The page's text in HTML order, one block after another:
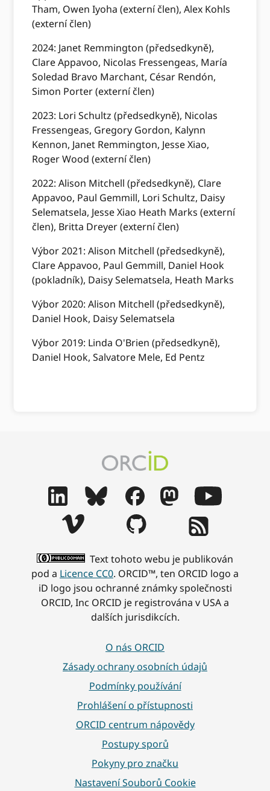
Tham, Owen Iyoha (externí člen), Alex Kohls
(externí člen)
2024: Janet Remmington (předsedkyně),
Clare Appavoo, Nicolas Fressengeas, María
Soledad Bravo Marchant, César Rendón,
Simon Porter (externí člen)
2023: Lori Schultz (předsedkyně), Nicolas
Fressengeas, Gregory Gordon, Kalynn
Kennon, Janet Remmington, Jesse Xiao,
Roger Wood (externí člen)
2022: Alison Mitchell (předsedkyně), Clare
Appavoo, Paul Gemmill, Lori Schultz, Daisy
Selematsela, Jesse Xiao Heath Marks (externí
člen), Britta Dreyer (externí člen)
Výbor 2021: Alison Mitchell (předsedkyně),
Clare Appavoo, Paul Gemmill, Daniel Hook
(pokladník), Daisy Selematsela, Heath Marks
Výbor 2020: Alison Mitchell (předsedkyně),
Daniel Hook, Daisy Selematsela
Výbor 2019: Linda O'Brien (předsedkyně),
Daniel Hook, Salvatore Mele, Ed Pentz
Text tohoto webu je publikován
pod a Licence CC0. ORCID™, ten ORCID logo a
iD logo jsou ochranné známky společnosti
ORCID, Inc ORCID je registrována v USA a
dalších jurisdikcích.
O nás ORCID
Zásady ochrany osobních údajů
Podmínky používání
Prohlášení o přístupnosti
ORCID centrum nápovědy
Postupy sporů
Pokyny pro značku
Nastavení Souborů Cookie